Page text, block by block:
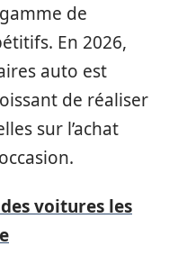
de
En 2026,
auto est
de réaliser
sur l’achat
voitures les